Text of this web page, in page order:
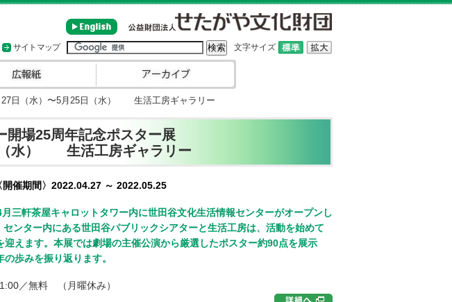
文字サイズ
サイトマップ
日（水）〜5月25日（水） 生活工房ギャラリー
開場25周年記念ポスター展
（水） 生活工房ギャラリー
開催期間〉2022.04.27 ～ 2022.05.25
三軒茶屋キャロットタワー内に世田谷文化生活情報センターがオープンし
センター内にある世田谷パブリックシアターと生活工房は、活動を始めて
迎えます。本展では劇場の主催公演から厳選したポスター約90点を展示
の歩みを振り返ります。
／無料 （月曜休み）